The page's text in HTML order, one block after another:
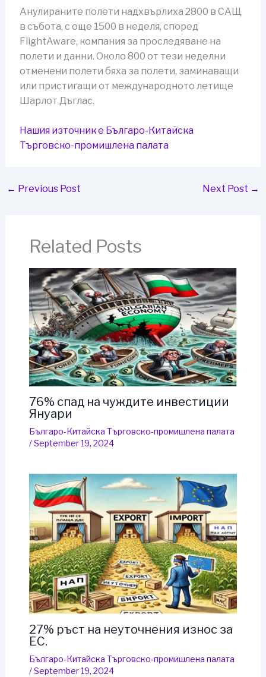
Анулираните полети надхвърлиха 2800 в САЩ
в събота, с още 1500 в неделя, според
FlightAware, компания за проследяване на
полети и данни. Около 800 от тези неделни
отменени полети бяха за полети, заминаващи
или пристигащи от международното летище
Шарлот Дъглас.
Нашия източник е Българо-Китайска
Търговско-промишлена палaта
← Previous Post Next Post →
Related Posts
76% спад на чуждите инвестиции
Януари
Българо-Китайска Търговско-промишлена палaта
/September 19, 2024
27% ръст на неуточнения износ за
ЕС.
Българо-Китайска Търговско-промишлена палaта
/September 19, 2024